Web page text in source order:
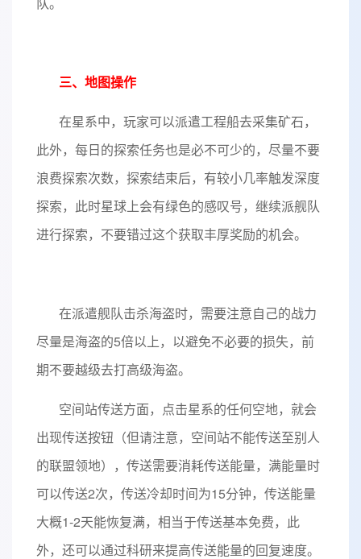
三、地图操作
在星系中，玩家可以派遣工程船去采集矿石，
此外，每日的探索任务也是必不可少的，尽量不要
浪费探索次数，探索结束后，有较小几率触发深度
探索，此时星球上会有绿色的感叹号，继续派舰队
进行探索，不要错过这个获取丰厚奖励的机会。
在派遣舰队击杀海盗时，需要注意自己的战力
尽量是海盗的5倍以上，以避免不必要的损失，前
期不要越级去打高级海盗。
空间站传送方面，点击星系的任何空地，就会
出现传送按钮（但请注意，空间站不能传送至别人
的联盟领地），传送需要消耗传送能量，满能量时
可以传送2次，传送冷却时间为15分钟，传送能量
大概1-2天能恢复满，相当于传送基本免费，此
外，还可以通过科研来提高传送能量的回复速度。